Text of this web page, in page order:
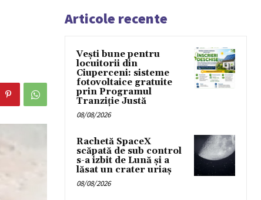
Articole recente
Vești bune pentru
locuitorii din
Ciuperceni: sisteme
fotovoltaice gratuite
prin Programul
Tranziție Justă
08/08/2026
Rachetă SpaceX
scăpată de sub control
s-a izbit de Lună și a
lăsat un crater uriaș
08/08/2026